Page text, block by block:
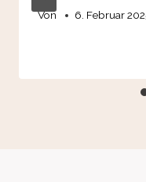
Von 6. Februar